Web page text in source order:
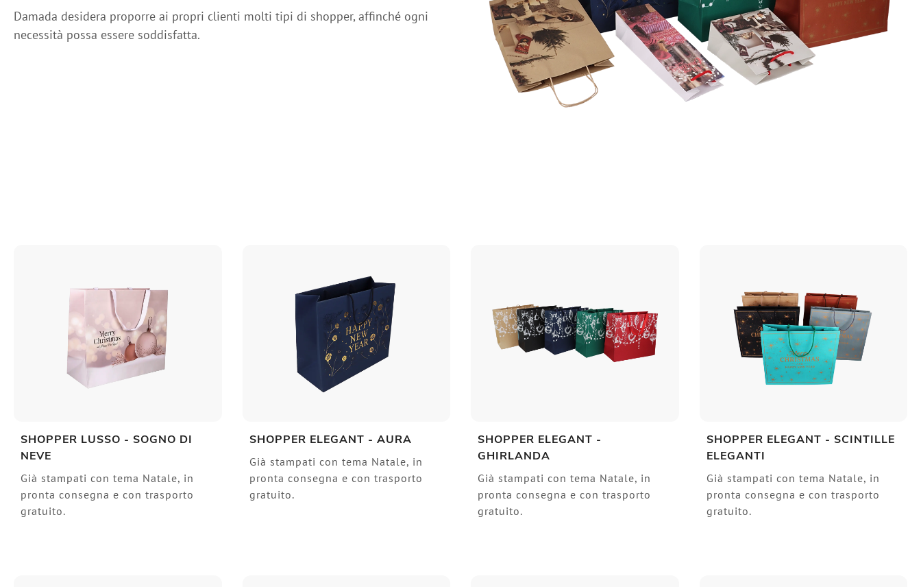
Damada desidera proporre ai propri clienti molti tipi di shopper, affinché ogni
necessità possa essere soddisfatta.
SHOPPER LUSSO - SOGNO DI
NEVE
Già stampati con tema Natale, in
pronta consegna e con trasporto
gratuito.
SHOPPER ELEGANT - AURA
Già stampati con tema Natale, in
pronta consegna e con trasporto
gratuito.
SHOPPER ELEGANT -
GHIRLANDA
Già stampati con tema Natale, in
pronta consegna e con trasporto
gratuito.
SHOPPER ELEGANT - SCINTILLE
ELEGANTI
Già stampati con tema Natale, in
pronta consegna e con trasporto
gratuito.